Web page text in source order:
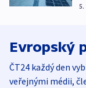
5.
Evropský
ČT24 každý den
veřejnými médii,